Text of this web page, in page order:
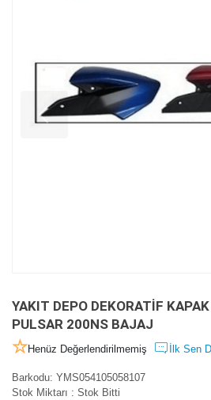
YAKIT DEPO DEKORATİF
PULSAR 200NS BAJAJ
Henüz Değerlendirilmemiş İlk Sen
Barkodu: YMS054105058107
Stok Miktarı : Stok Bitti